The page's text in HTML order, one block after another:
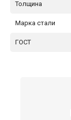
Толщина
Марка стали
ГОСТ